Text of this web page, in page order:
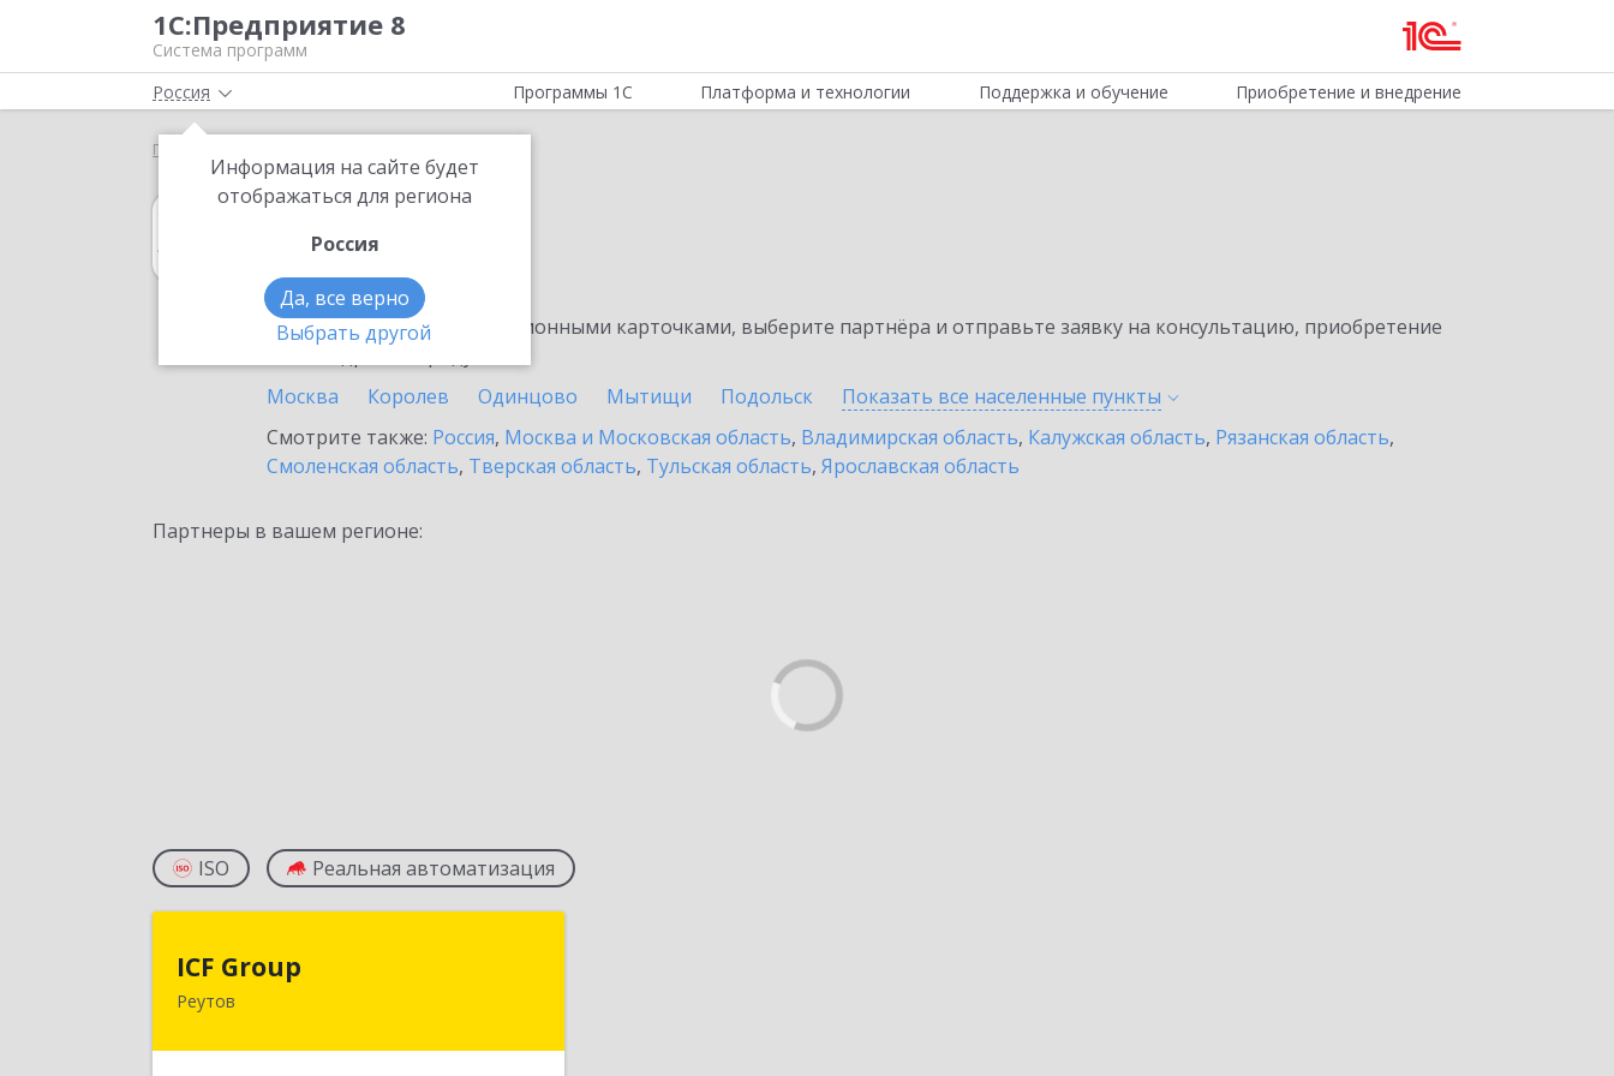
1С:Предприятие 8
Система программ
Россия
Информация на сайте будет
отображаться для региона
Россия
Да, все верно
Выбрать другой
Программы 1С Платформа и технологии Поддержка и обучение Приобретение и внедрение
Главная
1С:Архив
в Реутове
Ознакомьтесь с информационными карточками, выберите партнёра и отправьте заявку на консультацию, приобретение
Москва
Королев Одинцово Мытищи Подольск Показать все населенные пункты
Смотрите также: Россия, Москва и Московская область, Владимирская область, Калужская область, Рязанская область,
Смоленская область, Тверская область, Тульская область, Ярославская область
Партнеры в вашем регионе:
ISO Реальная автоматизация
ICF Group
Реутов
143965, Московская обл, г.о. Реутов,